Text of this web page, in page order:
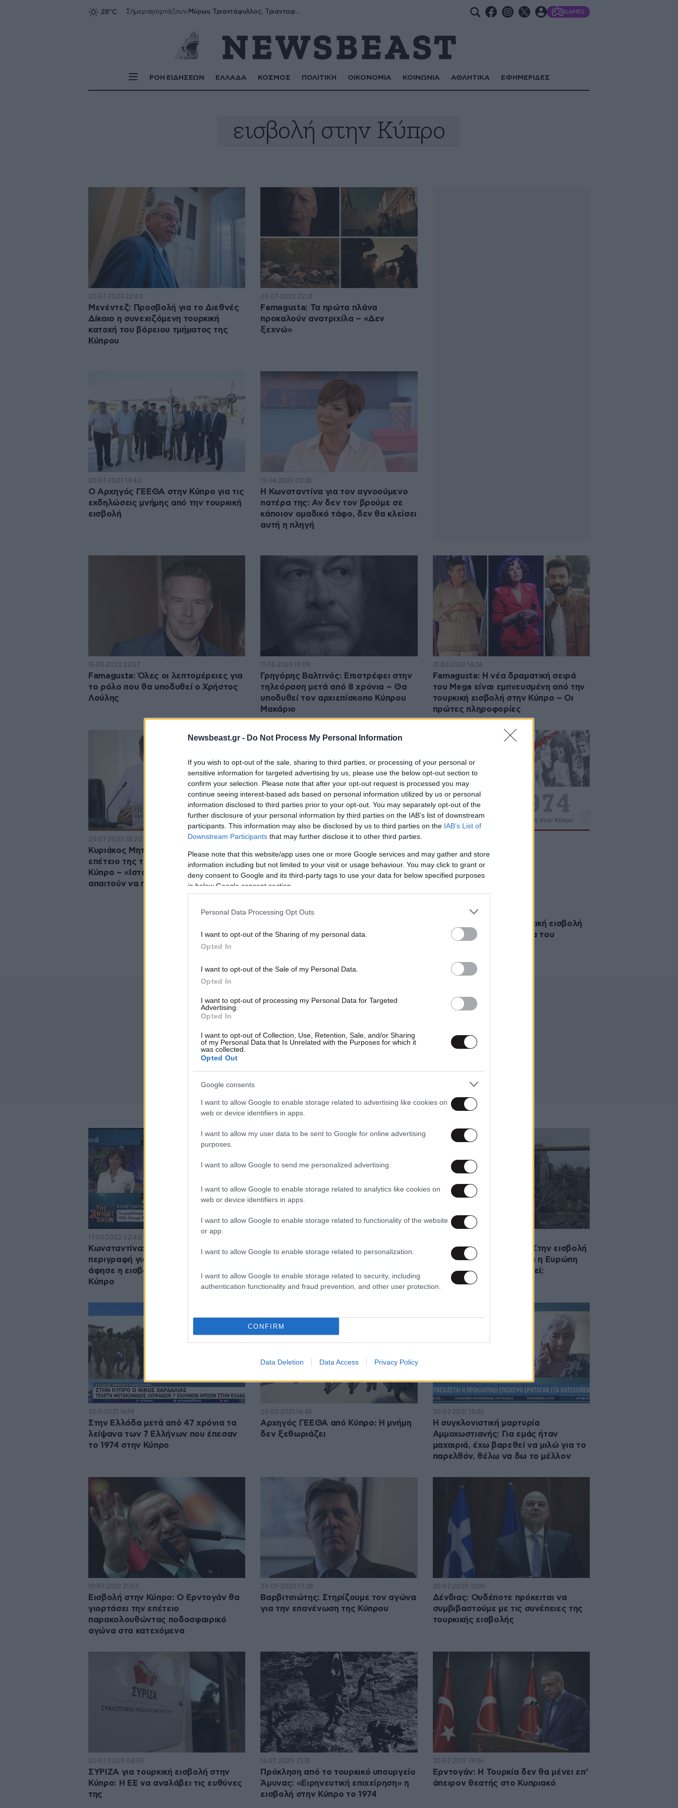
Newsbeast.gr - Do Not Process My Personal Information
If you wish to opt-out of the sale, sharing to third parties, or processing of your personal or
sensitive information for targeted advertising by us, please use the below opt-out section to
confirm your selection. Please note that after your opt-out request is processed you may
continue seeing interest-based ads based on personal information utilized by us or personal
information disclosed to third parties prior to your opt-out. You may separately opt-out of the
further disclosure of your personal information by third parties on the IAB’s list of downstream
participants. This information may also be disclosed by us to third parties on the IAB’s List of
Downstream Participants that may further disclose it to other third parties.
Please note that this website/app uses one or more Google services and may gather and store
information including but not limited to your visit or usage behaviour. You may click to grant or
deny consent to Google and its third-party tags to use your data for below specified purposes
in below Google consent section.
Personal Data Processing Opt Outs
I want to opt-out of the Sharing of my personal data.
Opted In
I want to opt-out of the Sale of my Personal Data.
Opted In
I want to opt-out of processing my Personal Data for Targeted
Advertising.
Opted In
I want to opt-out of Collection, Use, Retention, Sale, and/or Sharing
of my Personal Data that Is Unrelated with the Purposes for which it
was collected.
Opted Out
Google consents
I want to allow Google to enable storage related to advertising like cookies on
web or device identifiers in apps.
I want to allow my user data to be sent to Google for online advertising
purposes.
I want to allow Google to send me personalized advertising.
I want to allow Google to enable storage related to analytics like cookies on
web or device identifiers in apps.
I want to allow Google to enable storage related to functionality of the website
or app.
I want to allow Google to enable storage related to personalization.
I want to allow Google to enable storage related to security, including
authentication functionality and fraud prevention, and other user protection.
CONFIRM
Data Deletion Data Access Privacy Policy
Σήμεραγιορτάζουν: Μύρων, Τριαντάφυλλος, Τριανταφυλλιά, Φυλλιώ, Ρόζα GAMES
ΡΟΗ ΕΙΔΗΣΕΩΝ ΕΛΛΑΔΑ ΚΟΣΜΟΣ ΠΟΛΙΤΙΚΗ ΟΙΚΟΝΟΜΙΑ ΚΟΙΝΩΝΙΑ ΑΘΛΗΤΙΚΑ ΕΦΗΜΕΡΙΔΕΣ
εισβολή στην Κύπρο
20·07·2023 22:40
Μενέντεζ: Προσβολή για το Διεθνές
Δίκαιο η συνεχιζόμενη τουρκική
κατοχή του βόρειου τμήματος της
Κύπρου
20·07·2023 22:21
Famagusta: Τα πρώτα πλάνα
προκαλούν ανατριχίλα – «Δεν
ξεχνώ»
20·07·2023 19:40
Ο Αρχηγός ΓΕΕΘΑ στην Κύπρο για τις
εκδηλώσεις μνήμης από την τουρκική
εισβολή
15·06·2023 02:30
Η Κωνσταντίνα για τον αγνοούμενο
πατέρα της: Αν δεν τον βρούμε σε
κάποιον ομαδικό τάφο, δεν θα κλείσει
αυτή η πληγή
15·05·2023 22:57
Famagusta: Όλες οι λεπτομέρειες για
το ρόλο που θα υποδυθεί ο Χρήστος
Λούλης
11·04·2023 19:09
Γρηγόρης Βαλτινός: Επιστρέφει στην
τηλεόραση μετά από 8 χρόνια – Θα
υποδυθεί τον αρχιεπίσκοπο Κύπρου
Μακάριο
21·03·2023 18:36
Famagusta: Η νέα δραματική σειρά
του Mega είναι εμπνευσμένη από την
τουρκική εισβολή στην Κύπρο – Οι
πρώτες πληροφορίες
20·07·2022 18:20
Κυριάκος Μητσοτάκης για μαύρη
επέτειο της τουρκικής εισβολής στην
Κύπρο – «Ιστορία και το Δίκαιο
απαιτούν να πέσει»
20·07·2022 16:08
Οικονόμου για τουρκική εισβολή στην
Κύπρο: Οι πληγές χαίνουν ακόμα
20·07·2022 12:00
48 χρόνια από την τουρκική εισβολή
στην Κύπρο: Τα μηνύματα του
17·03·2022 02:40
Κωνσταντίνα: Η καθηλωτική
περιγραφή για τις πληγές που της
άφησε η εισβολή των Τούρκων στην
Κύπρο
Ευρυδίκη: Ο πόλεμος στην Ουκρανία
Ανδρέας Μικρούτσικος: Στην εισβολή
της Κύπρου, το ΝΑΤΟ και η Ευρώπη
γιατί το άφησαν να συμβεί;
25·11·2021 16:19
Στην Ελλάδα μετά από 47 χρόνια τα
λείψανα των 7 Ελλήνων που έπεσαν
το 1974 στην Κύπρο
20·07·2021 16:45
Αρχηγός ΓΕΕΘΑ από Κύπρο: Η μνήμη
δεν ξεθωριάζει
20·07·2021 10:33
Η συγκλονιστική μαρτυρία
Αμμοχωστιανής: Για εμάς ήταν
μαχαιριά, έχω βαρεθεί να μιλώ για το
παρελθόν, θέλω να δω το μέλλον
10·07·2021 21:07
Εισβολή στην Κύπρο: Ο Ερντογάν θα
γιορτάσει την επέτειο
παρακολουθώντας ποδοσφαιρικό
αγώνα στα κατεχόμενα
20·07·2020 17:39
Βαρβιτσιώτης: Στηρίζουμε τον αγώνα
για την επανένωση της Κύπρου
20·07·2020 11:05
Δένδιας: Ουδέποτε πρόκειται να
συμβιβαστούμε με τις συνέπειες της
τουρκικής εισβολής
20·07·2020 08:55
ΣΥΡΙΖΑ για τουρκική εισβολή στην
Κύπρο: Η ΕΕ να αναλάβει τις ευθύνες
της
16·07·2020 21:31
Πρόκληση από το τουρκικό υπουργείο
Άμυνας: «Ειρηνευτική επιχείρηση» η
εισβολή στην Κύπρο το 1974
20·07·2017 19:36
Ερντογάν: Η Τουρκία δεν θα μένει επ’
άπειρον θεατής στο Κυπριακό